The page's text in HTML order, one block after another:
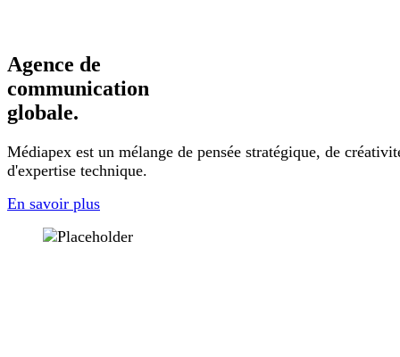
Agence de
communication
globale.
Médiapex est un mélange de pensée stratégique, de
d'expertise technique.
En savoir plus